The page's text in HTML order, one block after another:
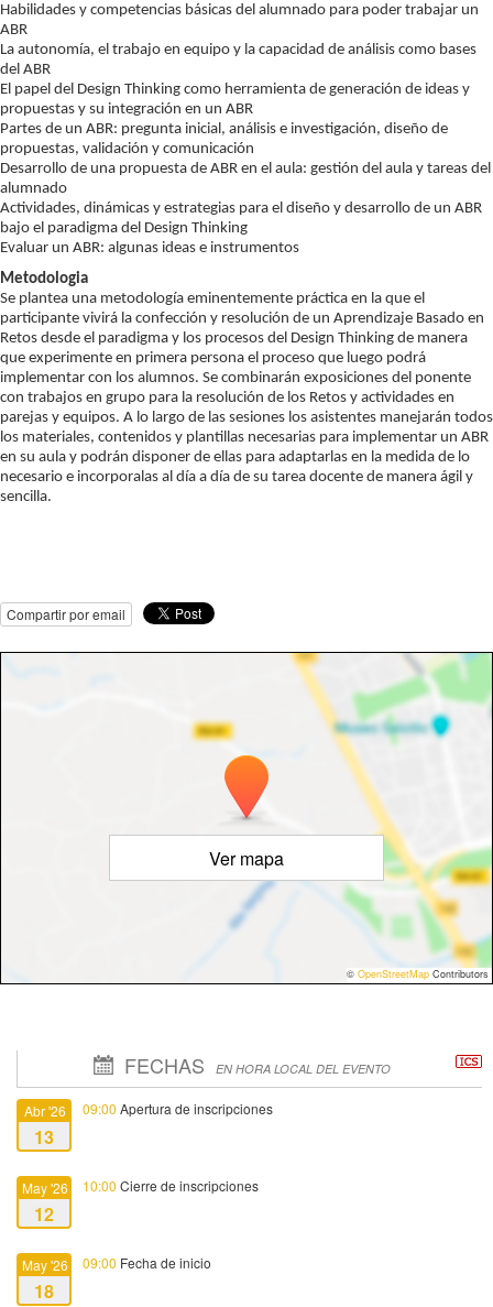
Habilidades y competencias básicas del alumnado para poder trabajar un
ABR
La autonomía, el trabajo en equipo y la capacidad de análisis como bases
del ABR
El papel del Design Thinking como herramienta de generación de ideas y
propuestas y su integración en un ABR
Partes de un ABR: pregunta inicial, análisis e investigación, diseño de
propuestas, validación y comunicación
Desarrollo de una propuesta de ABR en el aula: gestión del aula y tareas del
alumnado
Actividades, dinámicas y estrategias para el diseño y desarrollo de un ABR
bajo el paradigma del Design Thinking
Evaluar un ABR: algunas ideas e instrumentos
Metodologia
Se plantea una metodología eminentemente práctica en la que el
participante vivirá la confección y resolución de un Aprendizaje Basado en
Retos desde el paradigma y los procesos del Design Thinking de manera
que experimente en primera persona el proceso que luego podrá
implementar con los alumnos. Se combinarán exposiciones del ponente
con trabajos en grupo para la resolución de los Retos y actividades en
parejas y equipos. A lo largo de las sesiones los asistentes manejarán todos
los materiales, contenidos y plantillas necesarias para implementar un ABR
en su aula y podrán disponer de ellas para adaptarlas en la medida de lo
necesario e incorporalas al día a día de su tarea docente de manera ágil y
sencilla.
Compartir por email
Ver mapa
© OpenStreetMap Contributors
FECHAS EN HORA LOCAL DEL EVENTO
Abr '26
13
09:00 Apertura de inscripciones
May '26
12
10:00 Cierre de inscripciones
May '26
18
09:00 Fecha de inicio